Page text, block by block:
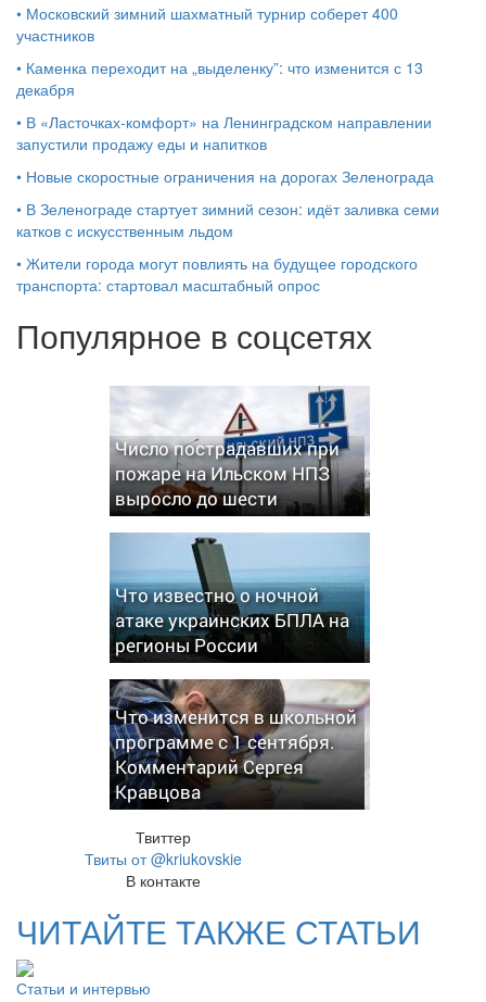
• Московский зимний шахматный турнир соберет 400
участников
• Каменка переходит на „выделенку”: что изменится с 13
декабря
• В «Ласточках‑комфорт» на Ленинградском направлении
запустили продажу еды и напитков
• Новые скоростные ограничения на дорогах Зеленограда
• В Зеленограде стартует зимний сезон: идёт заливка семи
катков с искусственным льдом
• Жители города могут повлиять на будущее городского
транспорта: стартовал масштабный опрос
Популярное в соцсетях
Число пострадавших при
пожаре на Ильском НПЗ
выросло до шести
Что известно о ночной
атаке украинских БПЛА на
регионы России
Что изменится в школьной
программе с 1 сентября.
Комментарий Сергея
Кравцова
Твиттер
Твиты от @kriukovskie
В контакте
ЧИТАЙТЕ ТАКЖЕ СТАТЬИ
Статьи и интервью